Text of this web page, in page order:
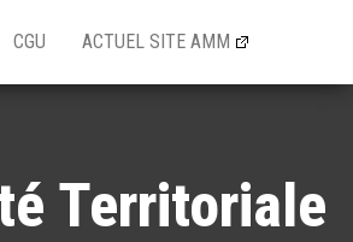
CGU ACTUEL SITE AMM
Territoriale